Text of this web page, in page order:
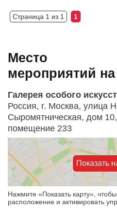
Страница 1 из 1 1
Место
мероприятий на
Галерея особого
Россия, г. Москва, улица
Сыромятническая, дом
помещение 233
Показать
Нажмите «Показать карту»,
расположение и активировать